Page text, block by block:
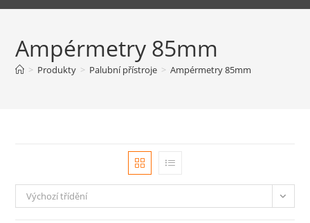
Ampérmetry 85mm
> Produkty > Palubní přístroje > Ampérmetry 85mm
Výchozí třídění